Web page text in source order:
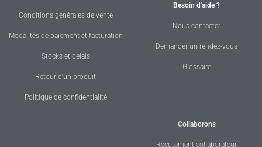
Conditions générales de vente
Modalités de paiement et facturation
Stocks et délais
Retour d'un produit
Politique de confidentialité
Besoin d'aide ?
Nous contacter
Demander un rendez-vous
Glossaire
Collaborons
Recutement collaborateur